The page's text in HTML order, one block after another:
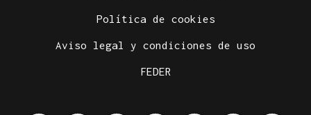
Política de cookies
Aviso legal y condiciones de uso
FEDER